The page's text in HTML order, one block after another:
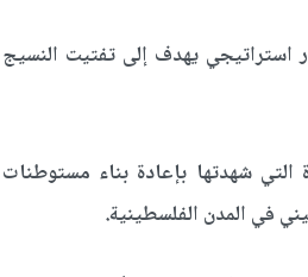
استراتيجي يهدف إلى تفتيت النسيج
شهدتها بإعادة بناء مستوطنات
في المدن الفلسطينية.